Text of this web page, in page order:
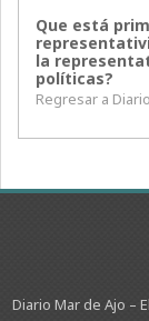
Que está
la
políticas?
Regresar a
Diario Mar de Ajo –